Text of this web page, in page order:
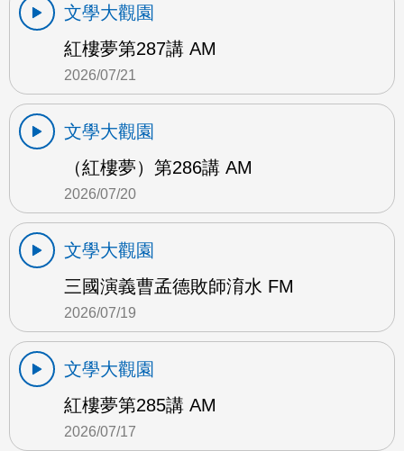
文學大觀園
紅樓夢第287講 AM
2026/07/21
文學大觀園
（紅樓夢）第286講 AM
2026/07/20
文學大觀園
三國演義曹孟德敗師淯水 FM
2026/07/19
文學大觀園
紅樓夢第285講 AM
2026/07/17